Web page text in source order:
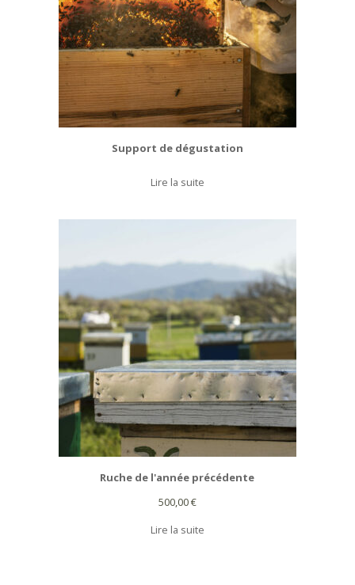
Support de dégustation
Lire la suite
Ruche de l'année précédente
500,00€
Lire la suite